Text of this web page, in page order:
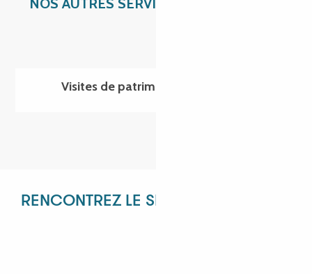
Visites de patrimoine & savoir-faire
RENCONTREZ LE SERVICE RÉCEPTIF !